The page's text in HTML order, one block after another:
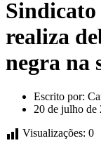
Sindicato
realiza
negra na
Escrito por:
20 de julho de
Visualizações: 0